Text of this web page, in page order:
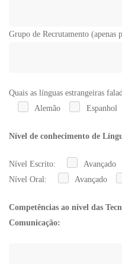
Grupo de Recrutamento (apenas
Quais as línguas estrangeiras
Alemão
Espanhol
Nível de conhecimento de
Nível Escrito: Avançado
Nível Oral:
Avançado
Competências ao nível das
Comunicação: